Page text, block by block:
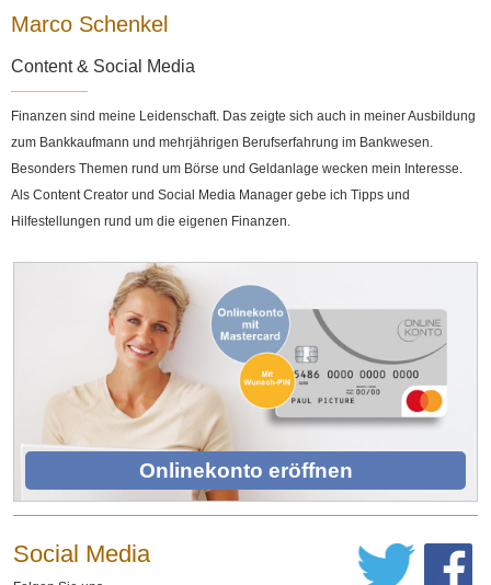
Marco Schenkel
Content & Social Media
Finanzen sind meine Leidenschaft. Das zeigte sich auch in meiner Ausbildung
zum Bankkaufmann und mehrjährigen Berufserfahrung im Bankwesen.
Besonders Themen rund um Börse und Geldanlage wecken mein Interesse.
Als Content Creator und Social Media Manager gebe ich Tipps und
Hilfestellungen rund um die eigenen Finanzen.
Onlinekonto eröffnen
Social Media